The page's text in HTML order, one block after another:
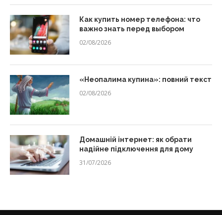
Как купить номер телефона: что
важно знать перед выбором
02/08/2026
«Неопалима купина»: повний текст
02/08/2026
Домашній інтернет: як обрати
надійне підключення для дому
31/07/2026